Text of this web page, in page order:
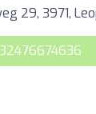
29, 3971,